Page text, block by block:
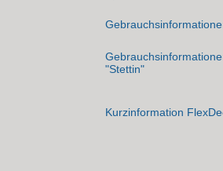
"Stettin"
Kurzinformation